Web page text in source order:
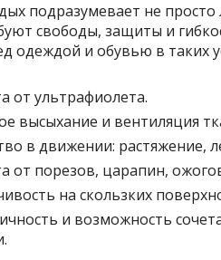
подразумевает не
свободы, защиты и
одеждой и обувью в таких
от ультрафиолета.
высыхание и вентиляция
в движении: растяжение,
от порезов, царапин,
на скользких
и возможность